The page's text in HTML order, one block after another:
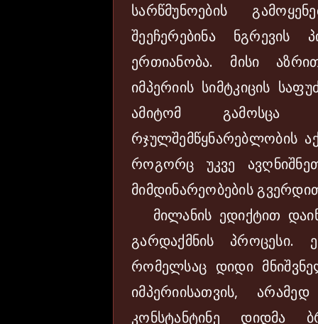
სარწმუნოების
შეეჩერებინა ნგრევის
ერთიანობა. მისი
იმპერიის სიმტკიცის
ამიტომ გამოსცა
რჯულშემწყნარებლობის
როგორც უკვე
მიმდინარეობების
მილანის ედიქტით
გარდაქმნის პროცესი.
რომელსაც დიდი
იმპერიისათვის,
კონსტანტინე დიდმა